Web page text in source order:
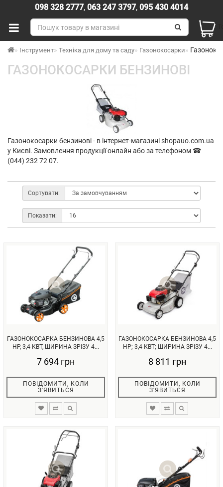
098 328 2777, 063 247 3797, 095 430 4014
Інструмент Техніка для дому та саду Газонокосарки
ГАЗОНОКОСАРКИ БЕНЗИНОВІ
Газонокосарки бензинові - в інтернет-магазині shopauo.com.ua
у Києві. Замовлення продукції онлайн або за телефоном ☎
(044) 232 72 07.
Сортувати:
Показати:
ГАЗОНОКОСАРКА БЕНЗИНОВА 4,5
HP, 3,4 КВТ, ШИРИНА ЗРІЗУ 4...
7 694 грн
ПОВІДОМИТИ, КОЛИ
З'ЯВИТЬСЯ
ГАЗОНОКОСАРКА БЕНЗИНОВА 4,5
HP; 3,4 КВТ; ШИРИНА ЗРІЗУ 4...
8 811 грн
ПОВІДОМИТИ, КОЛИ
З'ЯВИТЬСЯ